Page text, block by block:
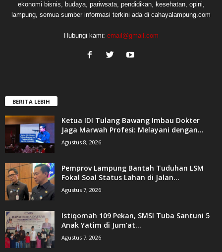
ekonomi bisnis, budaya, pariwsata, pendidikan, kesehatan, opini,
lampung, semua sumber informasi terkini ada di cahayalampung.com
Hubungi kami: email@gmail.com
BERITA LEBIH
Ketua IDI Tulang Bawang Imbau Dokter
Jaga Marwah Profesi: Melayani dengan...
Agustus 8, 2026
Pemprov Lampung Bantah Tuduhan LSM
Fokal Soal Status Lahan di Jalan...
Agustus 7, 2026
Istiqomah 109 Pekan, SMSI Tuba Santuni 5
Anak Yatim di Jum’at...
Agustus 7, 2026